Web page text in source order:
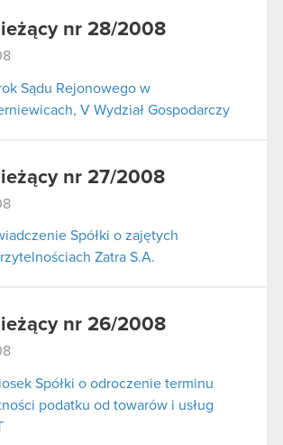
nr 28/2008
Sądu Rejonowego w
V Wydział Gospodarczy
nr 27/2008
Spółki o zajętych
Zatra S.A.
nr 26/2008
Spółki o odroczenie terminu
podatku od towarów i usług